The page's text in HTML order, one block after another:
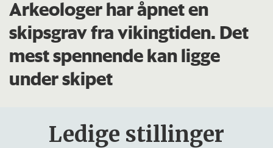
Arkeologer har åpnet en
skipsgrav fra vikingtiden. Det
mest spennende kan ligge
under skipet
Ledige stillinger